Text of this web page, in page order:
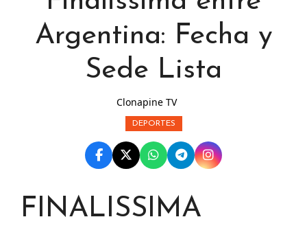
Argentina: Fecha y
Sede Lista
Clonapine TV
DEPORTES
FINALISSIMA